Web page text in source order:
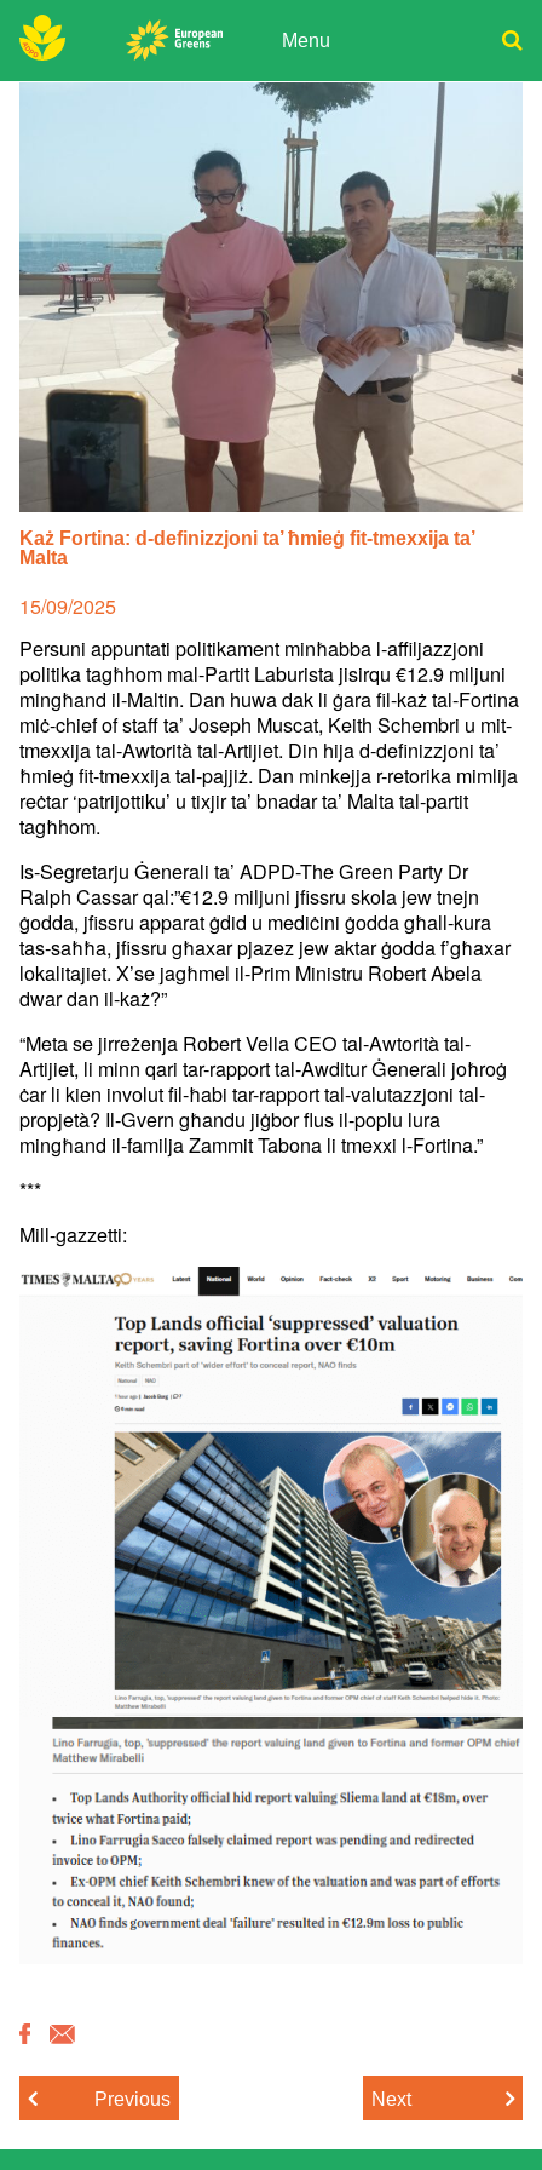
Skip
to
content Menu
Każ Fortina: d-definizzjoni ta’ ħmieġ fit-tmexxija ta’
Malta
Posted
on
15/09/2025
Persuni appuntati politikament minħabba l-affiljazzjoni
politika tagħhom mal-Partit Laburista jisirqu €12.9 miljuni
mingħand il-Maltin. Dan huwa dak li ġara fil-każ tal-Fortina
miċ-chief of staff ta’ Joseph Muscat, Keith Schembri u mit-
tmexxija tal-Awtorità tal-Artijiet. Din hija d-definizzjoni ta’
ħmieġ fit-tmexxija tal-pajjiż. Dan minkejja r-retorika mimlija
reċtar ‘patrijottiku’ u tixjir ta’ bnadar ta’ Malta tal-partit
tagħhom.
Is-Segretarju Ġenerali ta’ ADPD-The Green Party Dr
Ralph Cassar qal:”€12.9 miljuni jfissru skola jew tnejn
ġodda, jfissru apparat ġdid u mediċini ġodda għall-kura
tas-saħħa, jfissru għaxar pjazez jew aktar ġodda f’għaxar
lokalitajiet. X’se jagħmel il-Prim Ministru Robert Abela
dwar dan il-każ?”
“Meta se jirreżenja Robert Vella CEO tal-Awtorità tal-
Artijiet, li minn qari tar-rapport tal-Awditur Ġenerali joħroġ
ċar li kien involut fil-ħabi tar-rapport tal-valutazzjoni tal-
propjetà? Il-Gvern għandu jiġbor flus il-poplu lura
mingħand il-familja Zammit Tabona li tmexxi l-Fortina.”
***
Mill-gazzetti:
Previous Next